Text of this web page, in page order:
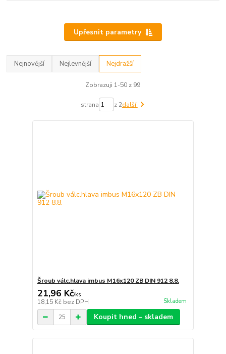
Upřesnit parametry
Nejnovější Nejlevnější Nejdražší
Zobrazuji 1-50 z 99
strana z 2další
Šroub válc.hlava imbus M16x120 ZB DIN 912 8.8.
21,96 Kč/ks
18,15 Kč bez DPH Skladem
Koupit hned – skladem